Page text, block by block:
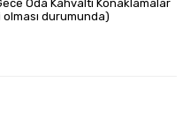
Oda Kahvaltı Konaklamalar
durumunda)